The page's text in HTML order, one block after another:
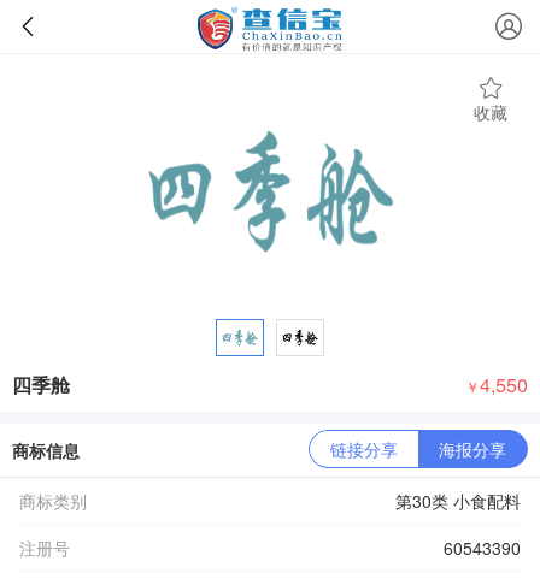
收藏
四季舱 ￥4,550
商标信息 链接分享 海报分享
商标类别
第30类 小食配料
注册号
60543390